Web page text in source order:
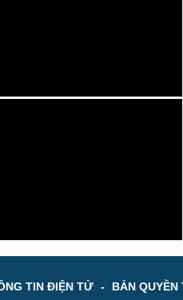
TIN ĐIỆN TỬ - BẢN QUYỀN